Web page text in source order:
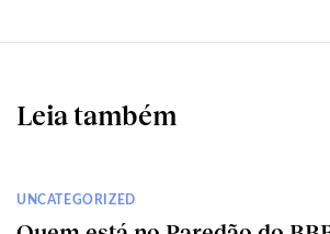
Leia também
UNCATEGORIZED